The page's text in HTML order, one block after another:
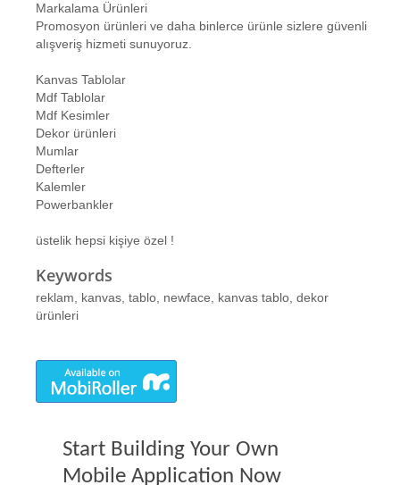
Markalama Ürünleri
Promosyon ürünleri ve daha binlerce ürünle sizlere güvenli
alışveriş hizmeti sunuyoruz.
Kanvas Tablolar
Mdf Tablolar
Mdf Kesimler
Dekor ürünleri
Mumlar
Defterler
Kalemler
Powerbankler
üstelik hepsi kişiye özel !
Keywords
reklam, kanvas, tablo, newface, kanvas tablo, dekor
ürünleri
Start Building Your Own
Mobile Application Now